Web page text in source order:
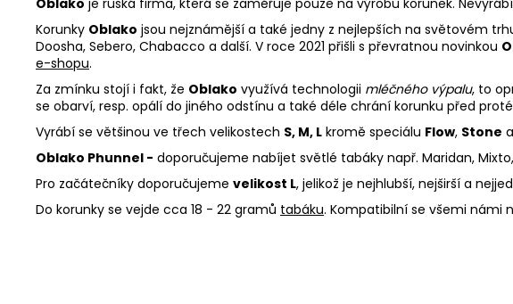
Oblako je ruská firma, která se zaměřuje pouze na výrobu korunek.
Korunky Oblako jsou nejznámější a také jedny z nejlepších na světovém
Doosha, Sebero, Chabacco a další. V roce 2021 přišli s převratnou novinkou
e-shopu.
Za zmínku stojí i fakt, že Oblako využívá technologii mléčného výpalu, to
se obarví, resp. opálí do jiného odstínu a také déle chrání korunku před
Vyrábí se většinou ve třech velikostech S, M, L kromě speciálu Flow, Stone a
Oblako Phunnel - doporučujeme nabíjet světlé tabáky např. Maridan,
Pro začátečníky doporučujeme velikost L, jelikož je nejhlubší, nejširší a
Do korunky se vejde cca 18 - 22 gramů tabáku. Kompatibilní se všemi námi